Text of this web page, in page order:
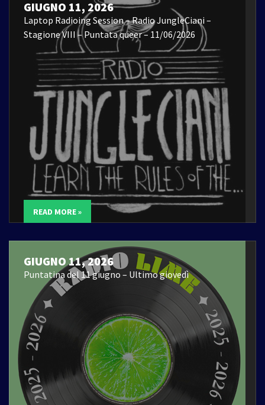
GIUGNO 11, 2026
Laptop Radioing Session – Radio JungleCiani –
Stagione VIII – Puntata queer – 11/06/2026
READ MORE »
GIUGNO 11, 2026
Puntatina del 11 giugno – Ultimo giovedì